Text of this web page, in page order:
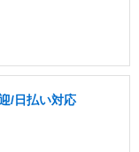
/日払い対応